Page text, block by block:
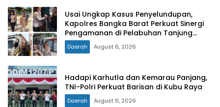
Usai Ungkap Kasus Penyelundupan,
Kapolres Bangka Barat Perkuat Sinergi
Pengamanan di Pelabuhan Tanjung
Kalian
Daerah August 6, 2026
Hadapi Karhutla dan Kemarau Panjang,
TNI-Polri Perkuat Barisan di Kubu Raya
Daerah August 6, 2026